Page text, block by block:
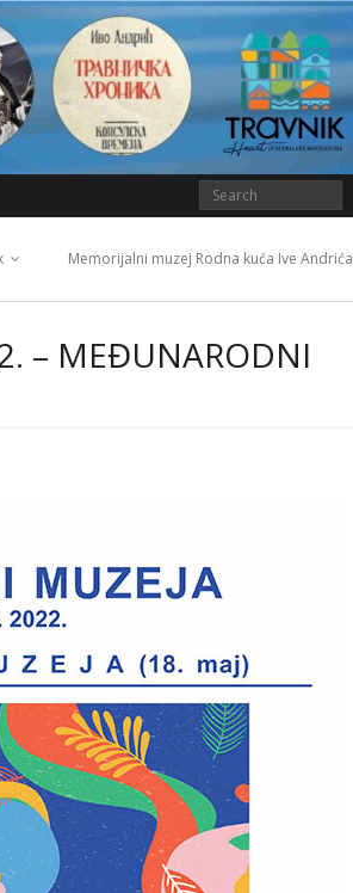
Memorijalni muzej Rodna kuća Ive Andrića
– MEĐUNARODNI